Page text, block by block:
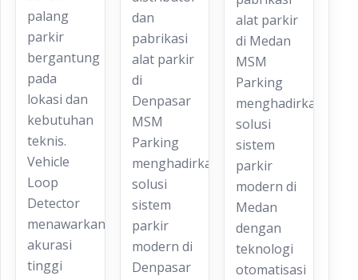
palang
parkir
bergantung
pada
lokasi dan
kebutuhan
teknis.
Vehicle
Loop
Detector
menawarkan
akurasi
tinggi
dan
pabrikasi
alat parkir
di
Denpasar
MSM
Parking
menghadirkan
solusi
sistem
parkir
modern di
Denpasar
alat parkir
di Medan
MSM
Parking
menghadirkan
solusi
sistem
parkir
modern di
Medan
dengan
teknologi
otomatisasi